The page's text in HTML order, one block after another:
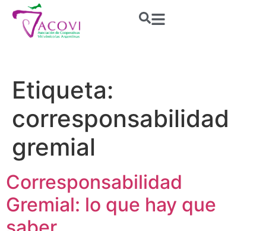
Etiqueta:
corresponsabilidad
gremial
Corresponsabilidad
Gremial: lo que hay que